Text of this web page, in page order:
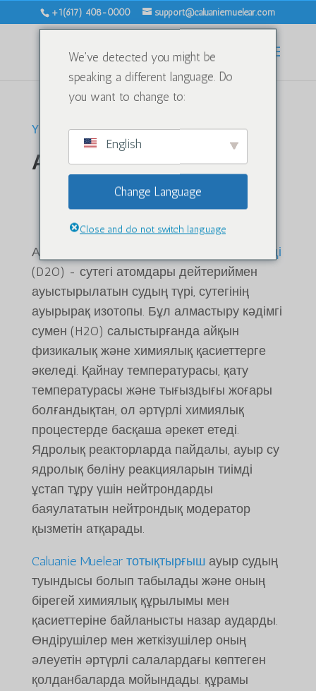
+1(617) 408-0000 support@caluaniemuelear.com
Үй / Ауыр су
Ауыр су
Ауыр су және Калуани
Мулеар оксиді дегеніміз
не?
Ауыр су, ғылымда белгілі
дейтерий оксиді
(D2O) - сутегі атомдары дейтериймен
ауыстырылатын судың түрі, сутегінің
ауырырақ изотопы. Бұл алмастыру кәдімгі
сумен (H2O) салыстырғанда айқын
физикалық және химиялық қасиеттерге
әкеледі. Қайнау температурасы, қату
температурасы және тығыздығы жоғары
болғандықтан, ол әртүрлі химиялық
процестерде басқаша әрекет етеді.
Ядролық реакторларда пайдалы, ауыр су
ядролық бөліну реакцияларын тиімді
ұстап тұру үшін нейтрондарды
баяулататын нейтрондық модератор
қызметін атқарады.
Caluanie Muelear тотықтырғышауыр судың
туындысы болып табылады және оның
бірегей химиялық құрылымы мен
қасиеттеріне байланысты назар аударды.
Өндірушілер мен жеткізушілер оның
әлеуетін әртүрлі салалардағы көптеген
қолданбаларда мойындады. құрамы
We've detected you might be
speaking a different language. Do
you want to change to:
English
Change Language
Close and do not switch language